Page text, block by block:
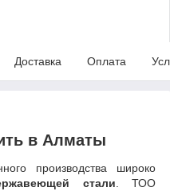
Доставка Оплата
в Алматы
производства широко
стали. ТОО